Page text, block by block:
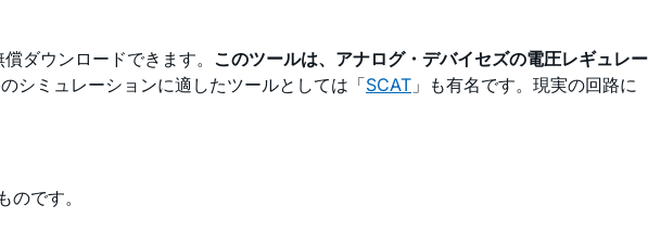
償ダウンロードできます。 このツールは、アナログ・デバイセズの電圧レギュレー
シミュレーションに適したツールとしては「SCAT 」も有名です。現実の回路に
です。